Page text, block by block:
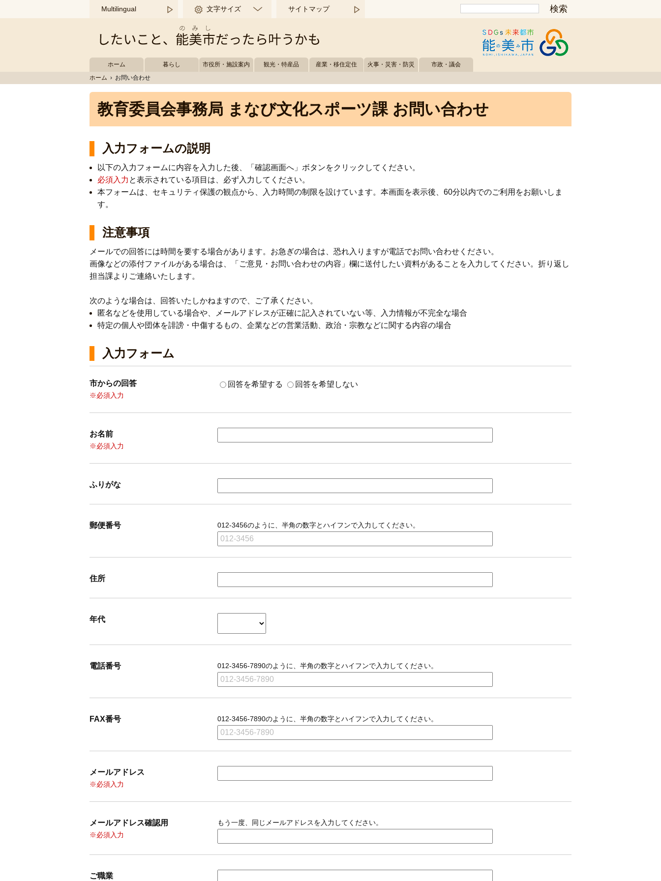
このページの本文へ移動するMultilingual 文字サイズ サイトマップ
ホーム 暮らし 市役所・施設案内 観光・特産品 産業・移住定住 火事・災害・防災
市政・議会
ホーム › お問い合わせ
教育委員会事務局 まなび文化スポーツ課 お問い合わせ
入力フォームの説明
以下の入力フォームに内容を入力した後、「確認画面へ」ボタンをクリックしてください。
必須入力 と表示されている項目は、必ず入力してください。
本フォームは、セキュリティ保護の観点から、入力時間の制限を設けています。本画面を表示後、60分以内でのご利用をお願いしま
す。
注意事項
メールでの回答には時間を要する場合があります。お急ぎの場合は、恐れ入りますが電話でお問い合わせください。
画像などの添付ファイルがある場合は、「ご意見・お問い合わせの内容」欄に送付したい資料があることを入力してください。折り返し
担当課よりご連絡いたします。
次のような場合は、回答いたしかねますので、ご了承ください。
匿名などを使用している場合や、メールアドレスが正確に記入されていない等、入力情報が不完全な場合
特定の個人や団体を誹謗・中傷するもの、企業などの営業活動、政治・宗教などに関する内容の場合
入力フォーム
市からの回答
※必須入力
回答を希望する 回答を希望しない
お名前
※必須入力
ふりがな
郵便番号 012-3456のように、半角の数字とハイフンで入力してください。
住所
年代
電話番号 012-3456-7890のように、半角の数字とハイフンで入力してください。
FAX番号 012-3456-7890のように、半角の数字とハイフンで入力してください。
メールアドレス
※必須入力
メールアドレス確認用
※必須入力
もう一度、同じメールアドレスを入力してください。
ご職業